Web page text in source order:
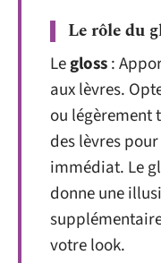
Le rôle du
Legloss:
aux lèvres.
ou légèrement
des lèvres
immédiat. Le
donne une
votre look.